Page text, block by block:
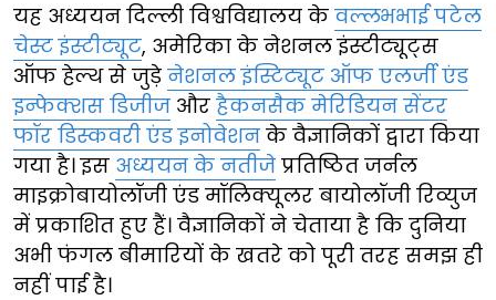
यह अध्ययन दिल्ली विश्वविद्यालय के वल्लभभाई पटेल
चेस्ट इंस्टीट्यूट, अमेरिका के नेशनल इंस्टीट्यूट्स
ऑफ हेल्थ से जुड़े नेशनल इंस्टिट्यूट ऑफ एलर्जी एंड
इन्फेक्शस डिजीज और हैकनसैक मेरिडियन सेंटर
फॉर डिस्कवरी एंड इनोवेशन के वैज्ञानिकों द्वारा किया
गया है। इस अध्ययन के नतीजे प्रतिष्ठित जर्नल
माइक्रोबायोलॉजी एंड मॉलिक्यूलर बायोलॉजी रिव्युज
में प्रकाशित हुए हैं। वैज्ञानिकों ने चेताया है कि दुनिया
अभी फंगल बीमारियों के खतरे को पूरी तरह समझ ही
नहीं पाई है।